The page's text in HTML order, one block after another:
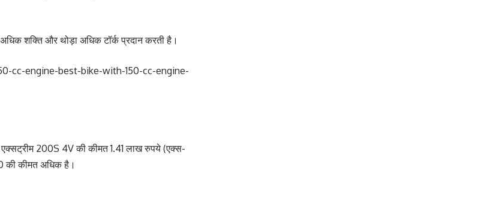
शक्ति और थोड़ा अधिक टॉर्क प्रदान करती है।
cc-engine-best-bike-with-150-cc-engine-
200S 4V की कीमत 1.41 लाख रुपये (एक्स-
की कीमत अधिक है।